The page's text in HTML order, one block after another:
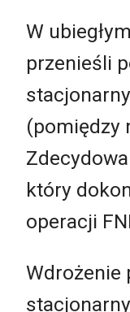
W
przenieśli
(pomiędzy
który
operacji
Wdrożenie